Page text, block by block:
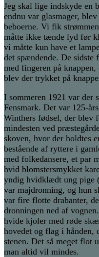
Jeg skal lige indskyde en
endnu var glasmager,
beboerne. Vi fik
måtte ikke tænde lyd før
vi måtte kun have et
det spændende. De
med fingeren på
blev der trykket på
I sommeren 1921 var der
Fensmark. Det var 125-
Winthers fødsel, der blev
mindesten ved
skoven, hvor der holdtes
bestående af ryttere i
med folkedansere, et par
hvid blomstersmykket
yndig hvidklædt ung pige
var majdronning, og hun
var fire flotte drabanter,
dronningen ned af
hvide kjoler med røde
hovedet og flag i hånden,
stenen. Det så meget flot
man altid vil mindes.